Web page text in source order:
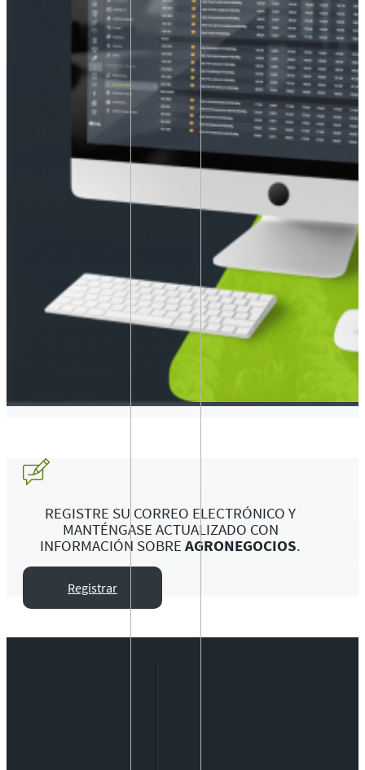
REGISTRE SU CORREO ELECTRÓNICO Y
MANTÉNGASE ACTUALIZADO CON
INFORMACIÓN SOBRE AGRONEGOCIOS.
Registrar